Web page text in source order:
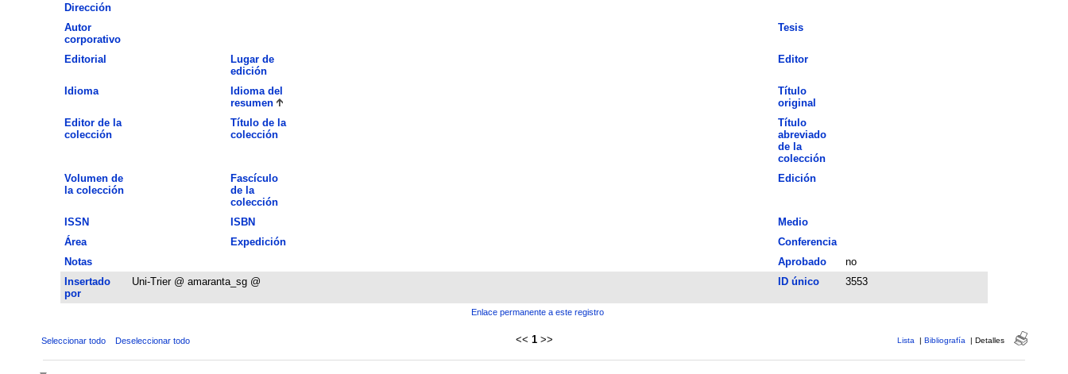
Dirección
Autor
corporativo
Tesis
Editorial
Lugar de
edición
Editor
Idioma
Idioma del
resumen
Título
original
Editor de la
colección
Título de la
colección
Título
abreviado
de la
colección
Volumen de
la colección
Fascículo
de la
colección
Edición
ISSN ISBN
Medio
Área
Expedición
Conferencia
Notas
Aprobado
no
Insertado
por
Uni-Trier @ amaranta_sg @ ID único 3553
Enlace permanente a este registro
Seleccionar todo Deseleccionar todo << 1 >> Lista | Bibliografía | Detalles